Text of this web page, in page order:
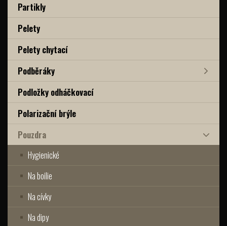
Partikly
Pelety
Pelety chytací
Podběráky
Podložky odháčkovací
Polarizační brýle
Pouzdra
Hygienické
Na boilie
Na cívky
Na dipy